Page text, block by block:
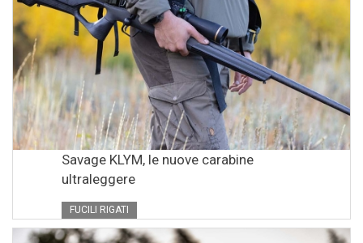
Savage KLYM, le nuove carabine
ultraleggere
FUCILI RIGATI